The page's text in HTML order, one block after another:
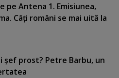
pe Antena 1. Emisiunea,
Câţi români se mai uită la
şef prost? Petre Barbu, un